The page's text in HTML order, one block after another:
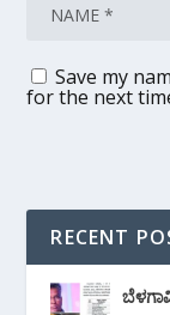
Save my
for the next
RECENT